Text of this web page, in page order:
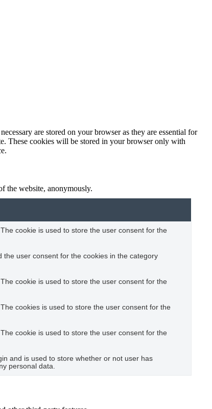
are stored on your browser as they are essential for
These cookies will be stored in your browser only with
the website, anonymously.
cookie is used to store the user consent for the
user consent for the cookies in the category
cookie is used to store the user consent for the
cookies is used to store the user consent for the
cookie is used to store the user consent for the
and is used to store whether or not user has
personal data.